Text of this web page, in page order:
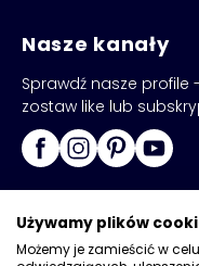
Nasze kanały
Sprawdź nasze profile
zostaw like lub
Używamy plików
Możemy je zamieścić w